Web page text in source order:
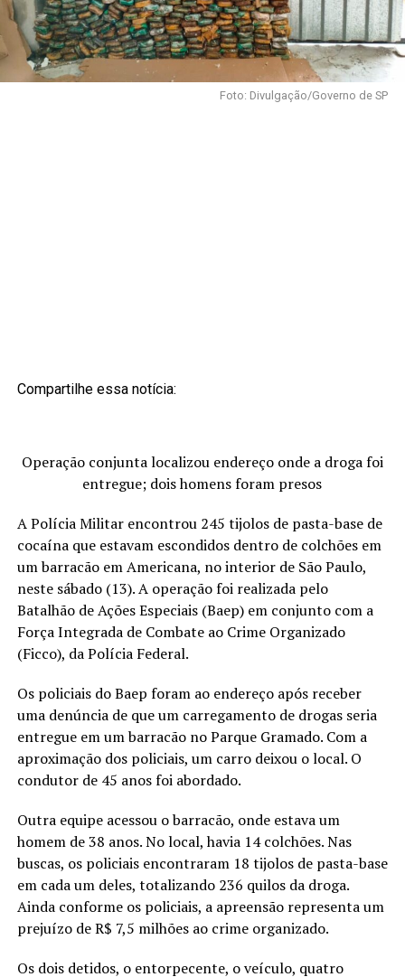
Foto: Divulgação/Governo de SP
Compartilhe essa notícia:
Operação conjunta localizou endereço onde a droga foi
entregue; dois homens foram presos
A Polícia Militar encontrou 245 tijolos de pasta-base de
cocaína que estavam escondidos dentro de colchões em
um barracão em Americana, no interior de São Paulo,
neste sábado (13). A operação foi realizada pelo
Batalhão de Ações Especiais (Baep) em conjunto com a
Força Integrada de Combate ao Crime Organizado
(Ficco), da Polícia Federal.
Os policiais do Baep foram ao endereço após receber
uma denúncia de que um carregamento de drogas seria
entregue em um barracão no Parque Gramado. Com a
aproximação dos policiais, um carro deixou o local. O
condutor de 45 anos foi abordado.
Outra equipe acessou o barracão, onde estava um
homem de 38 anos. No local, havia 14 colchões. Nas
buscas, os policiais encontraram 18 tijolos de pasta-base
em cada um deles, totalizando 236 quilos da droga.
Ainda conforme os policiais, a apreensão representa um
prejuízo de R$ 7,5 milhões ao crime organizado.
Os dois detidos, o entorpecente, o veículo, quatro